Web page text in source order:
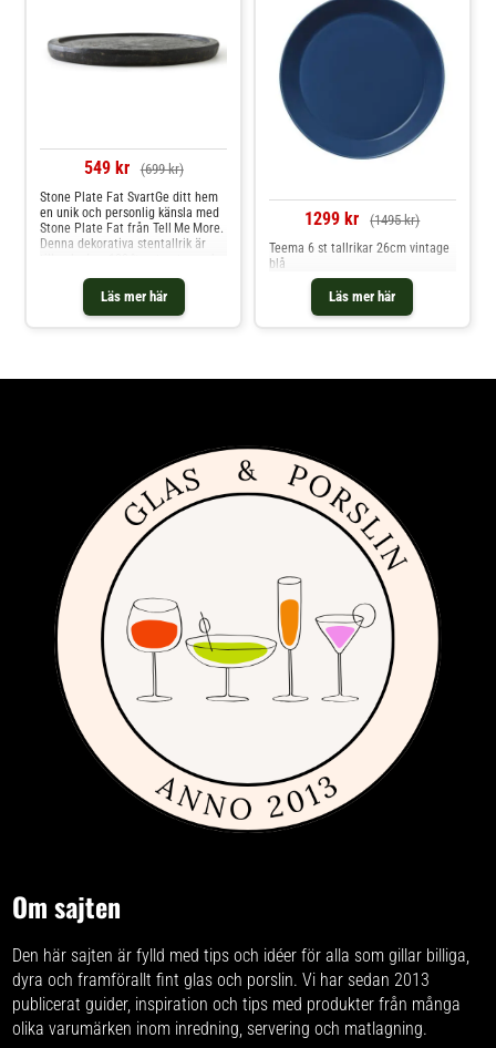
549 kr (699 kr)
Läs mer här
Stone Plate Fat SvartGe ditt hem
en unik och personlig känsla med
Stone Plate Fat från Tell Me More.
Denna dekorativa stentallrik är
för tankarna till nordisk
vintage‑design. Varje tallrik är
one of a kind, med små variationer
samlarobjekt i kök och
foodsafe.Storlek: 26 × 26 × 2 cm
Färg: Svart Material: 100 % sten
Kategori: Dekoration / Fat / Stenpl
1299 kr (1495 kr)
Läs mer här
Teema 6 st tallrikar 26cm vintage
blå
Om sajten
Den här sajten är fylld med tips och idéer för alla som gillar billiga,
dyra och framförallt fint glas och porslin. Vi har sedan 2013
publicerat guider, inspiration och tips med produkter från många
olika varumärken inom inredning, servering och matlagning.